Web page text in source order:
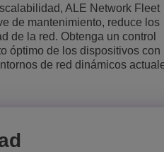
Aplicaciones
de ALE
ALE Network Fleet
de mantenimiento, reduce los
de la red. Obtenga un control
óptimo de los dispositivos con
de red dinámicos